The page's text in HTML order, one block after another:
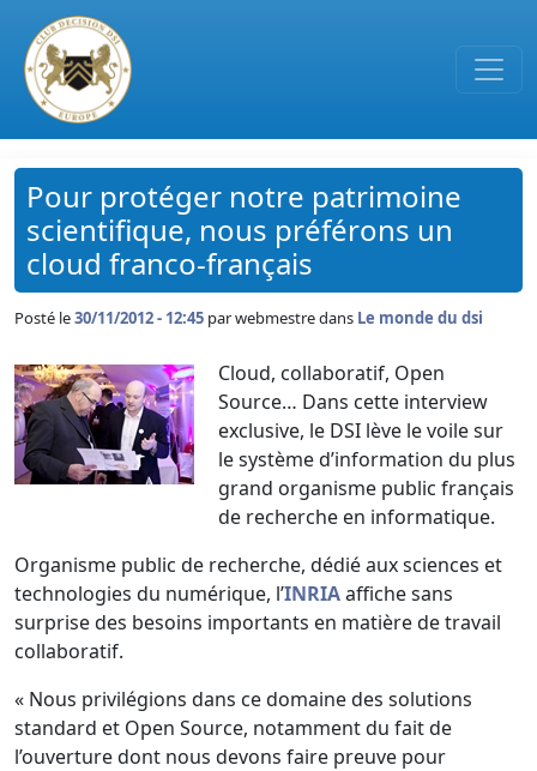
Passer au contenu principal
Pour protéger notre patrimoine
scientifique, nous préférons un
cloud franco-français
Posté le30/11/2012 - 12:45 parwebmestre dans Le monde du dsi
Cloud, collaboratif, Open
Source… Dans cette interview
exclusive, le DSI lève le voile sur
le système d’information du plus
grand organisme public français
de recherche en informatique.
Organisme public de recherche, dédié aux sciences et
technologies du numérique, l’INRIAaffiche sans
surprise des besoins importants en matière de travail
collaboratif.
« Nous privilégions dans ce domaine des solutions
standard et Open Source, notamment du fait de
l’ouverture dont nous devons faire preuve pour